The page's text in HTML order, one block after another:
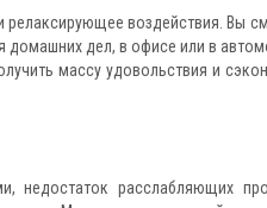
релаксирующее воздействия. Вы
домашних дел, в офисе или в
массу удовольствия и
недостаток расслабляющих